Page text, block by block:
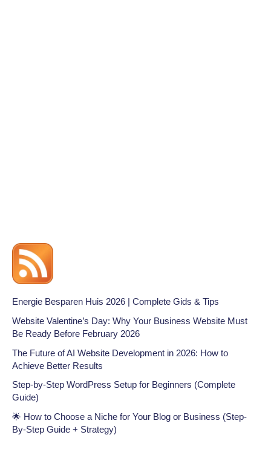
Energie Besparen Huis 2026 | Complete Gids & Tips
Website Valentine’s Day: Why Your Business Website Must
Be Ready Before February 2026
The Future of AI Website Development in 2026: How to
Achieve Better Results
Step-by-Step WordPress Setup for Beginners (Complete
Guide)
🌟 How to Choose a Niche for Your Blog or Business (Step-
By-Step Guide + Strategy)